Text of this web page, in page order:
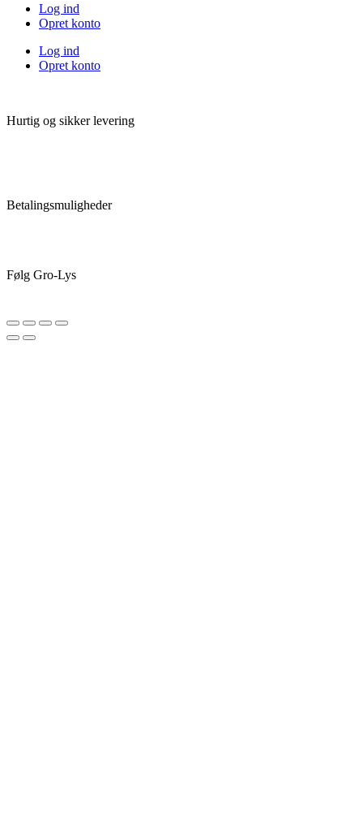
Log ind
Opret konto
Log ind
Opret konto
Hurtig og sikker levering
Betalingsmuligheder
Følg Gro-Lys